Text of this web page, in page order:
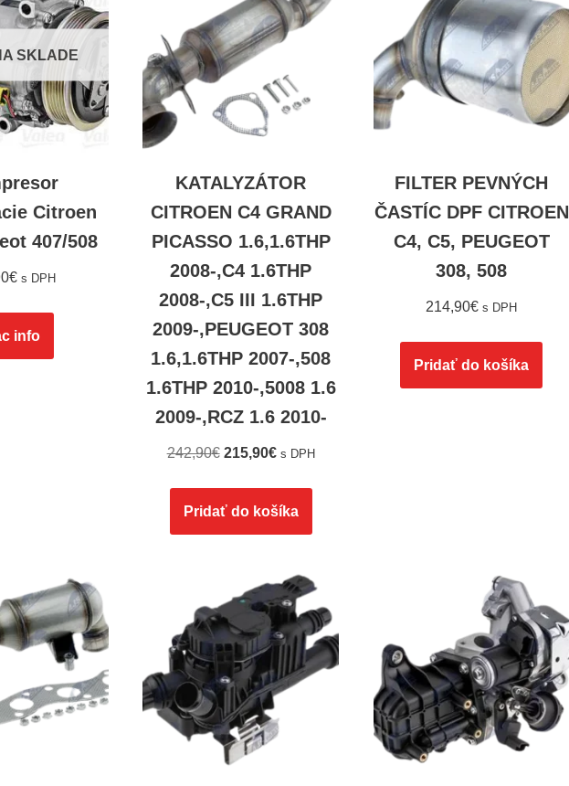
SKLADE
Citroen
407/508
€ s DPH
info
KATALYZÁTOR
CITROEN C4 GRAND
PICASSO 1.6,1.6THP
2008-,C4 1.6THP
2008-,C5 III 1.6THP
2009-,PEUGEOT 308
1.6,1.6THP 2007-,508
1.6THP 2010-,5008 1.6
2009-,RCZ 1.6 2010-
242,90€ 215,90€ s DPH
Pridať do košíka
FILTER PEVNÝCH
ČASTÍC DPF CITROEN
C4, C5, PEUGEOT
308, 508
214,90€ s DPH
Pridať do košíka